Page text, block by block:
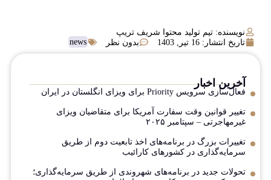
نویسنده: تیم تولید محتوا شریف تریپ
تاریخ انتشار: 16 تیر, 1403 بدون نظر news
آخرین اخبار
فعال‌سازی سرویس Priority برای ویزای انگلستان در ایران
تغییر قوانین وقت سفارت آمریکا برای متقاضیان ویزای
غیرمهاجرتی – سپتامبر ۲۰۲۵
تغییرات بزرگ در برنامه‌های اخذ تابعیت دوم از طریق
سرمایه‌گذاری در کشورهای کارائیب
تحولات جدید در برنامه‌های شهروندی از طریق سرمایه‌گذاری؛